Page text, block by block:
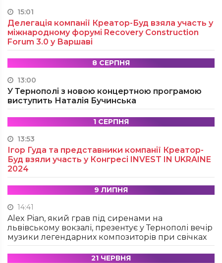
15:01
Делегація компанії Креатор-Буд взяла участь у
міжнародному форумі Recovery Construction
Forum 3.0 у Варшаві
8 СЕРПНЯ
13:00
У Тернополі з новою концертною програмою
виступить Наталія Бучинська
1 СЕРПНЯ
13:53
Ігор Гуда та представники компанії Креатор-
Буд взяли участь у Конгресі INVEST IN UKRAINE
2024
9 ЛИПНЯ
14:41
Alex Pian, який грав під сиренами на
львівському вокзалі, презентує у Тернополі вечір
музики легендарних композиторів при свічках
21 ЧЕРВНЯ